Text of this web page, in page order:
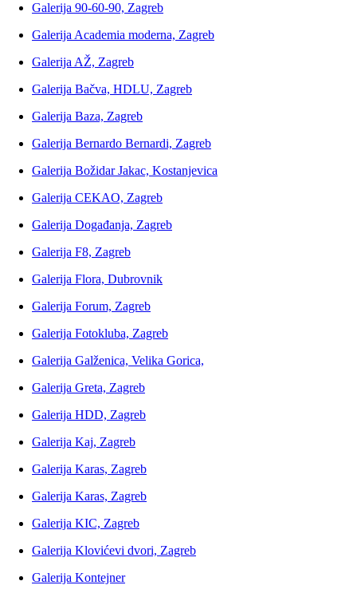
Galerija 90-60-90, Zagreb
Galerija Academia moderna, Zagreb
Galerija AŽ, Zagreb
Galerija Bačva, HDLU, Zagreb
Galerija Baza, Zagreb
Galerija Bernardo Bernardi, Zagreb
Galerija Božidar Jakac, Kostanjevica
Galerija CEKAO, Zagreb
Galerija Događanja, Zagreb
Galerija F8, Zagreb
Galerija Flora, Dubrovnik
Galerija Forum, Zagreb
Galerija Fotokluba, Zagreb
Galerija Galženica, Velika Gorica,
Galerija Greta, Zagreb
Galerija HDD, Zagreb
Galerija Kaj, Zagreb
Galerija Karas, Zagreb
Galerija Karas, Zagreb
Galerija KIC, Zagreb
Galerija Klovićevi dvori, Zagreb
Galerija Kontejner